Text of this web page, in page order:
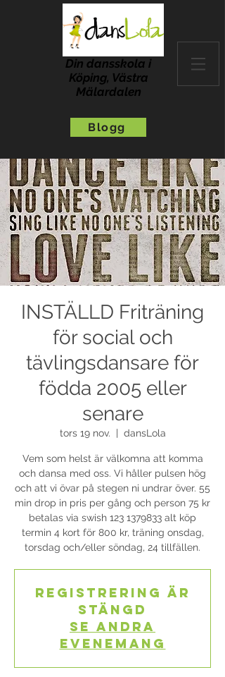
Din dansskola i
Köping, Västra
Mälardalen
Blogg
INSTÄLLD Friträning
för social och
tävlingsdansare för
födda 2005 eller
senare
tors 19 nov. dansLola
Vem som helst är välkomna att komma
och dansa med oss. Vi håller pulsen hög
och att vi övar på stegen ni undrar över. 55
min drop in pris per gång och person 75 kr
betalas via swish 123 1379833 alt köp
termin 4 kort för 800 kr, träning onsdag,
torsdag och/eller söndag, 24 tillfällen.
Registrering är
stängd
Se andra
evenemang